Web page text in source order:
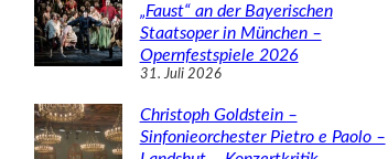
„Faust“ an der Bayerischen
Staatsoper in München –
Opernfestspiele 2026
31. Juli 2026
Christoph Goldstein –
Sinfonieorchester Pietro e Paolo –